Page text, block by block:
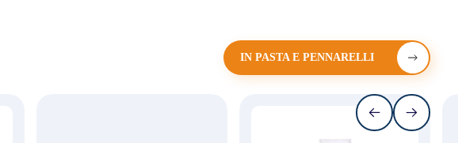
IN PASTA E PENNARELLI